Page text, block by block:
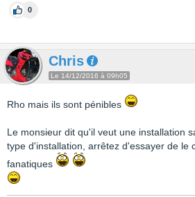
0
Chris
Le 14/12/2016 à 09h05
Rho mais ils sont pénibles
Le monsieur dit qu'il veut une installation
type d'installation, arrêtez d'essayer de le
fanatiques